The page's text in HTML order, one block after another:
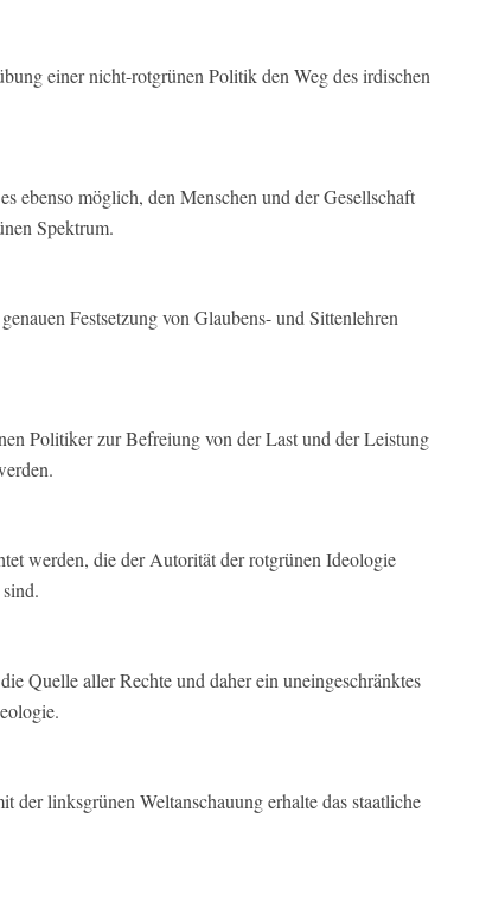
einer nicht-rotgrünen Politik den Weg des irdischen
ebenso möglich, den Menschen und der Gesellschaft
Spektrum.
Festsetzung von Glaubens- und Sittenlehren
Politiker zur Befreiung von der Last und der Leistung
werden, die der Autorität der rotgrünen Ideologie
Quelle aller Rechte und daher ein uneingeschränktes
der linksgrünen Weltanschauung erhalte das staatliche